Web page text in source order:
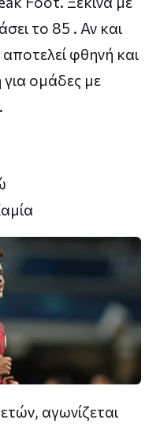
το 85 . Αν και
φθηνή και
ομάδες με
ετών, αγωνίζεται